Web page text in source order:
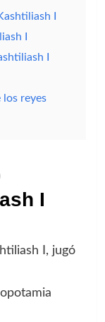
I
I
I
los reyes
I
I, jugó